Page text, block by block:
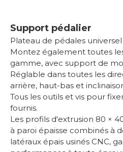
Support pédalier
Plateau de pédales
Montez également toutes
gamme, avec support de
Réglable dans toutes les
arrière, haut-bas et
Tous les outils et vis pour
fournis.
Les profils d'extrusion 80 ×
à paroi épaisse combinés à
latéraux épais usinés CNC,